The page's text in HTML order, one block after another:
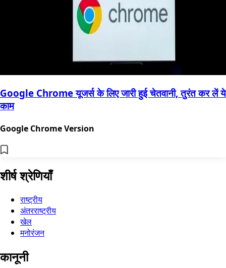
Google Chrome यूजर्स के लिए जारी हुई चेतवानी, तुरंत कर लें ये
काम
Google Chrome Version
शीर्ष श्रेणियाँ
राष्ट्रीय
अंतरराष्ट्रीय
खेल
मनोरंजन
कानूनी